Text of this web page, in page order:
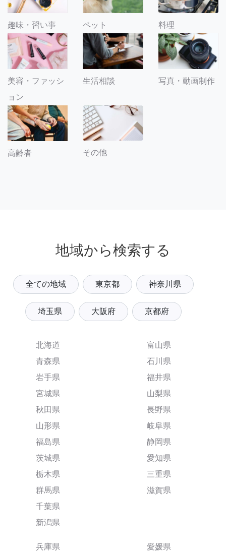
趣味・習い事 ペット 料理
美容・ファッシ
ョン
生活相談 写真・動画制作
高齢者 その他
地域から検索する
全ての地域 東京都 神奈川県
埼玉県 大阪府 京都府
北海道
青森県
岩手県
宮城県
秋田県
山形県
福島県
茨城県
栃木県
群馬県
千葉県
新潟県
富山県
石川県
福井県
山梨県
長野県
岐阜県
静岡県
愛知県
三重県
滋賀県
兵庫県
愛媛県